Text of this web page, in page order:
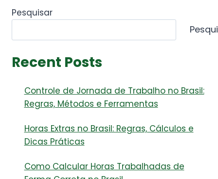
Pesquisar
Recent Posts
Controle de Jornada de Trabalho no Brasil:
Regras, Métodos e Ferramentas
Horas Extras no Brasil: Regras, Cálculos e
Dicas Práticas
Como Calcular Horas Trabalhadas de